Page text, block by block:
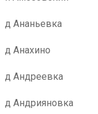
д Ананьевка
д Анахино
д Андреевка
д Андрияновка